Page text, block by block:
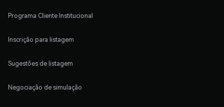
Programa Cliente Institucional
Inscrição para listagem
Sugestões de listagem
Negociação de simulação